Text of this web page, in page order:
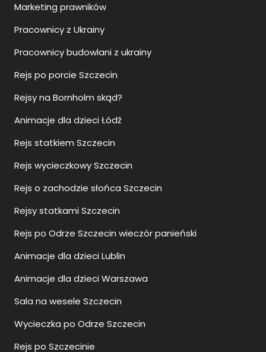
Marketing prawników
Pracownicy z Ukrainy
Pracownicy budowlani z ukrainy
Rejs po porcie Szczecin
Rejsy na Bornholm skąd?
Animacje dla dzieci Łódź
Rejs statkiem Szczecin
Rejs wycieczkowy Szczecin
Rejs o zachodzie słońca Szczecin
Rejsy statkami Szczecin
Rejs po Odrze Szczecin wieczór panieński
Animacje dla dzieci Lublin
Animacje dla dzieci Warszawa
Sala na wesele Szczecin
Wycieczka po Odrze Szczecin
Rejs po Szczecinie